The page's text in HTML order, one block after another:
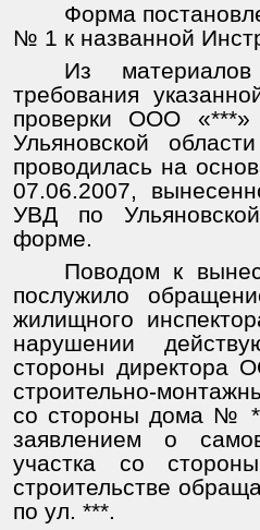
Форма
№ 1 к названной
Из
требования
проверки ООО
Ульяновской
проводилась на
07.06.2007,
УВД по
форме.
Поводом к
послужило
жилищного
нарушении
стороны директора
строительно-
со стороны дома №
заявлением о
участка со
строительстве
по ул. ***.